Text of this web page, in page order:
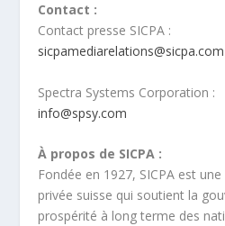
Contact :
Contact presse SICPA :
sicpamediarelations@sicpa.com
Spectra Systems Corporation :
info@spsy.com
À propos de SICPA :
Fondée en 1927, SICPA est
privée suisse qui soutient la
prospérité à long terme des